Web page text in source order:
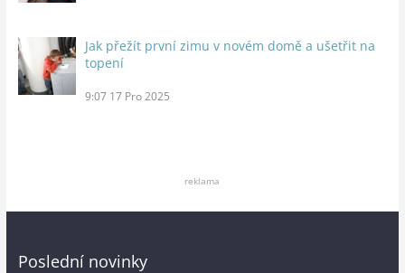
Jak přežít první zimu v novém domě a ušetřit na
topení
9:07 17 Pro 2025
reklama
Poslední novinky